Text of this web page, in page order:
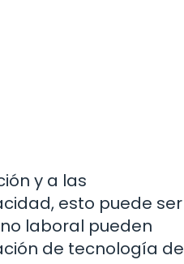
y a las
esto puede ser
laboral pueden
de tecnología de